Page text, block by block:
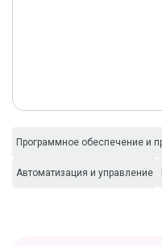
Программное обеспечение и
Автоматизация и управление